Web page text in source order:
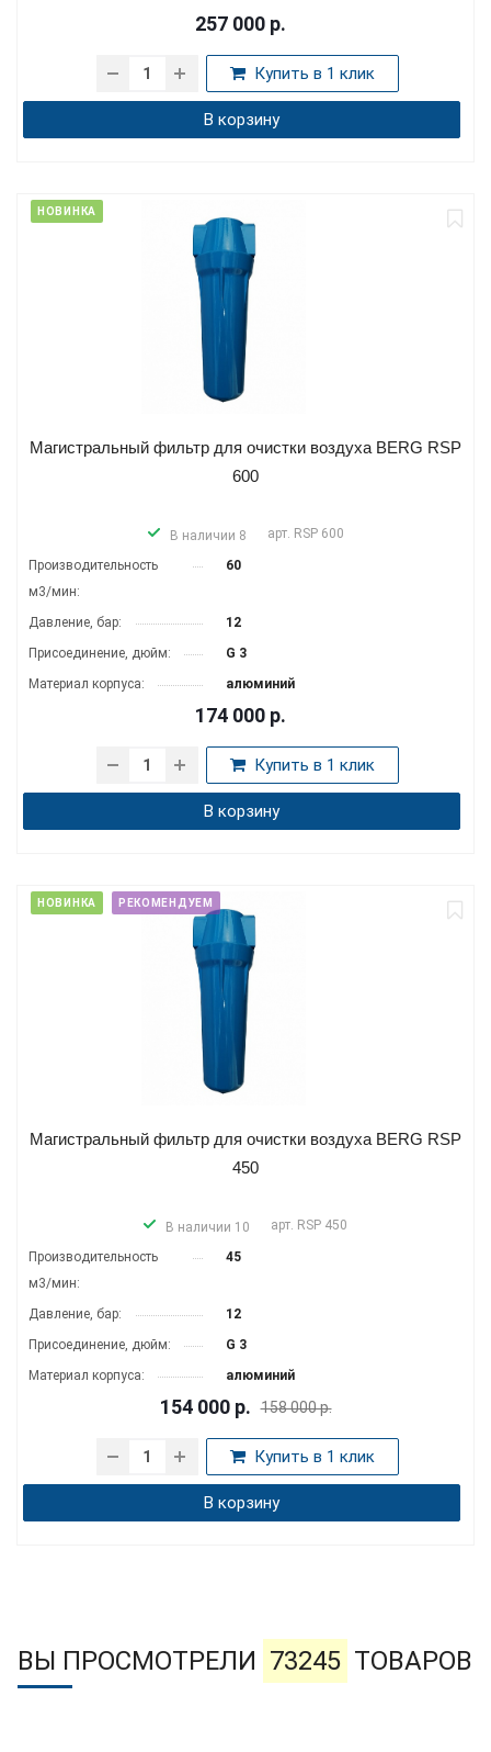
257 000 р.
Купить в 1 клик
В корзину
НОВИНКА
Магистральный фильтр для очистки воздуха BERG RSP
600
В наличии 8 арт. RSP 600
Производитель­ность
м3/мин:
60
Давление, бар:
12
Присоединение, дюйм:
G 3
Материал корпуса:
алюминий
174 000 р.
Купить в 1 клик
В корзину
НОВИНКА РЕКОМЕНДУЕМ
Магистральный фильтр для очистки воздуха BERG RSP
450
В наличии 10 арт. RSP 450
Производитель­ность
м3/мин:
45
Давление, бар:
12
Присоединение, дюйм:
G 3
Материал корпуса:
алюминий
154 000 р. 158 000 р.
Купить в 1 клик
В корзину
ВЫ ПРОСМОТРЕЛИ 73245 ТОВАРОВ